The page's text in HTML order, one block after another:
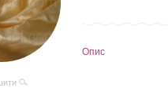
Опис